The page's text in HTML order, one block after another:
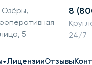
Озёры,
5
8
24/7
ЛицензииОтзывы